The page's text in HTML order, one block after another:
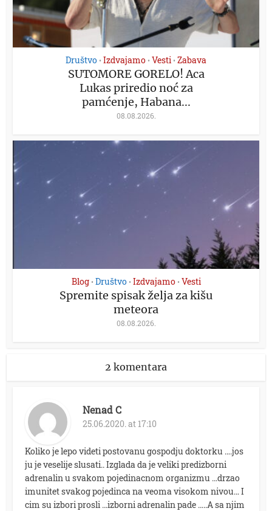
Društvo • Izdvajamo • Vesti • Zabava
SUTOMORE GORELO! Aca
Lukas priredio noć za
pamćenje, Habana...
08.08.2026.
Blog • Društvo • Izdvajamo • Vesti
Spremite spisak želja za kišu
meteora
08.08.2026.
2 komentara
Nenad C
25.06.2020. at 17:10
Koliko je lepo videti postovanu gospodju doktorku ….jos
ju je veselije slusati.. Izglada da je veliki predizborni
adrenalin u svakom pojedinacnom organizmu …drzao
imunitet svakog pojedinca na veoma visokom nivou… I
cim su izbori prosli …izborni adrenalin pade …..A sa njim